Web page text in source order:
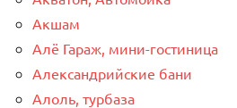
Акшам
Алё Гараж, мини-гостиница
Александрийские бани
Алоль, турбаза